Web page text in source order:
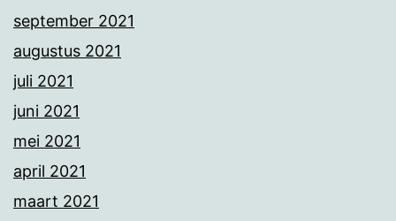
september 2021
augustus 2021
juli 2021
juni 2021
mei 2021
april 2021
maart 2021